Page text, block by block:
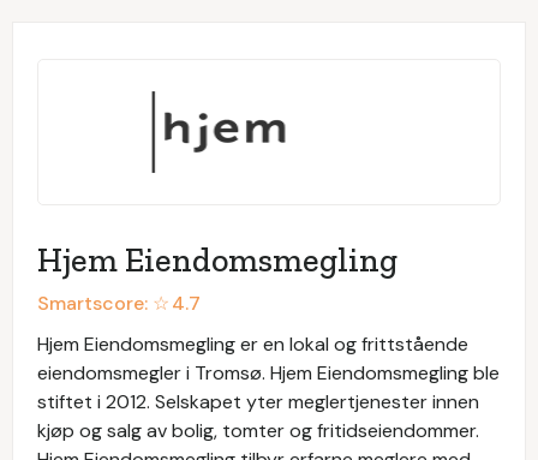
Hjem Eiendomsmegling
Smartscore: ☆4.7
Hjem Eiendomsmegling er en lokal og frittstående
eiendomsmegler i Tromsø. Hjem Eiendomsmegling ble
stiftet i 2012. Selskapet yter meglertjenester innen
kjøp og salg av bolig, tomter og fritidseiendommer.